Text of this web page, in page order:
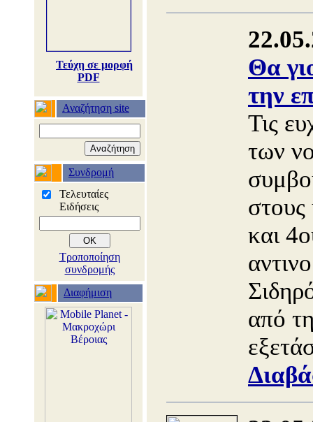
Τεύχη σε μορφή
PDF
Αναζήτηση site
Συνδρομή
Τελευταίες
Ειδήσεις
Τροποποίηση
συνδρομής
Διαφήμιση
Θα
την
Τις
των
και
από